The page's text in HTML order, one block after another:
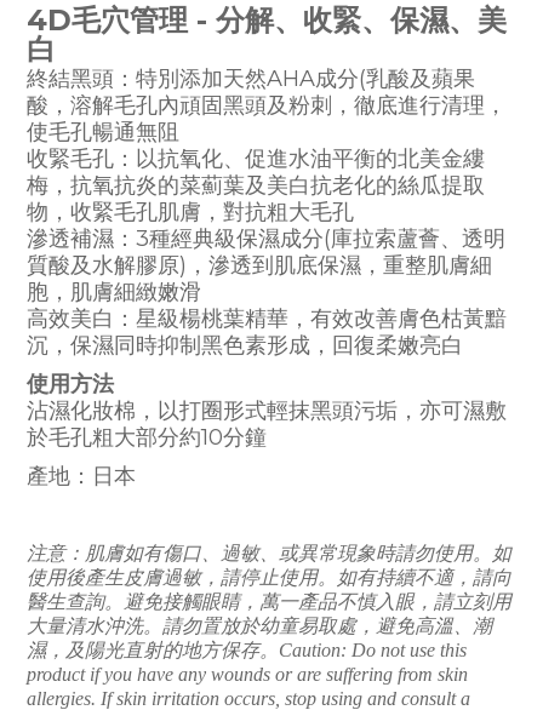
4D毛穴管理 - 分解、收緊、保濕、美
白
終結黑頭：特別添加天然AHA成分(乳酸及蘋果
酸，溶解毛孔內頑固黑頭及粉刺，徹底進行清理，
使毛孔暢通無阻
收緊毛孔：以抗氧化、促進水油平衡的北美金縷
梅，抗氧抗炎的菜薊葉及美白抗老化的絲瓜提取
物，收緊毛孔肌膚，對抗粗大毛孔
滲透補濕：3種經典級保濕成分(庫拉索蘆薈、透明
質酸及水解膠原)，滲透到肌底保濕，重整肌膚細
胞，肌膚細緻嫩滑
高效美白：星級楊桃葉精華，有效改善膚色枯黃黯
沉，保濕同時抑制黑色素形成，回復柔嫩亮白
使用方法
沾濕化妝棉，以打圈形式輕抹黑頭污垢，亦可濕敷
於毛孔粗大部分約10分鐘
產地：日本
注意：肌膚如有傷口、過敏、或異常現象時請勿使用。如
使用後產生皮膚過敏，請停止使用。如有持續不適，請向
醫生查詢。避免接觸眼睛，萬一產品不慎入眼，請立刻用
大量清水沖洗。請勿置放於幼童易取處，避免高溫、潮
濕，及陽光直射的地方保存。Caution: Do not use this
product if you have any wounds or are suffering from skin
allergies. If skin irritation occurs, stop using and consult a